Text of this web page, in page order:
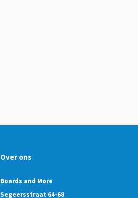
Over ons
Boards and More
Segeersstraat 64-68